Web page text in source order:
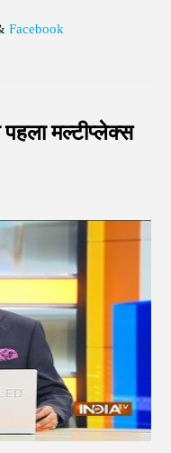
Facebook
पहला मल्टीप्लेक्स